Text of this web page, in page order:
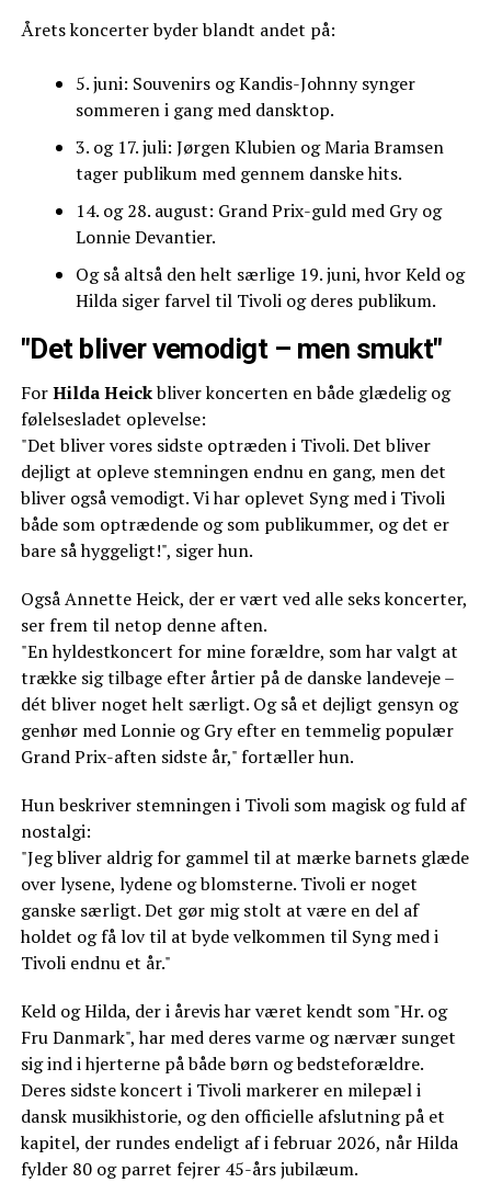
Årets koncerter byder blandt andet på:
5. juni: Souvenirs og Kandis-Johnny synger
sommeren i gang med dansktop.
3. og 17. juli: Jørgen Klubien og Maria Bramsen
tager publikum med gennem danske hits.
14. og 28. august: Grand Prix-guld med Gry og
Lonnie Devantier.
Og så altså den helt særlige 19. juni, hvor Keld og
Hilda siger farvel til Tivoli og deres publikum.
"Det bliver vemodigt – men smukt"
ForHilda Heickbliver koncerten en både glædelig og
følelsesladet oplevelse:
"Det bliver vores sidste optræden i Tivoli. Det bliver
dejligt at opleve stemningen endnu en gang, men det
bliver også vemodigt. Vi har oplevet Syng med i Tivoli
både som optrædende og som publikummer, og det er
bare så hyggeligt!", siger hun.
Også Annette Heick, der er vært ved alle seks koncerter,
ser frem til netop denne aften.
"En hyldestkoncert for mine forældre, som har valgt at
trække sig tilbage efter årtier på de danske landeveje –
dét bliver noget helt særligt. Og så et dejligt gensyn og
genhør med Lonnie og Gry efter en temmelig populær
Grand Prix-aften sidste år," fortæller hun.
Hun beskriver stemningen i Tivoli som magisk og fuld af
nostalgi:
"Jeg bliver aldrig for gammel til at mærke barnets glæde
over lysene, lydene og blomsterne. Tivoli er noget
ganske særligt. Det gør mig stolt at være en del af
holdet og få lov til at byde velkommen til Syng med i
Tivoli endnu et år."
Keld og Hilda, der i årevis har været kendt som "Hr. og
Fru Danmark", har med deres varme og nærvær sunget
sig ind i hjerterne på både børn og bedsteforældre.
Deres sidste koncert i Tivoli markerer en milepæl i
dansk musikhistorie, og den officielle afslutning på et
kapitel, der rundes endeligt af i februar 2026, når Hilda
fylder 80 og parret fejrer 45-års jubilæum.